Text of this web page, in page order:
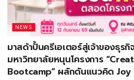
NEWS
มาสด้าปั้นครีเอเตอร์สู่เจ้าของธุร
มหาวิทยาลัยหนุนโครงการ
Bootcamp” ผลักดันแนวคิด Joy